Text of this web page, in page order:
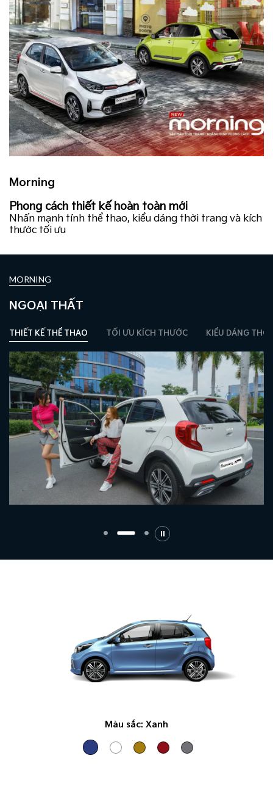
Morning
Phong cách thiết kế hoàn toàn mới
Nhấn mạnh tính thể thao, kiểu dáng thời trang và kích
thước tối ưu
MORNING
NGOẠI THẤT
THIẾT KẾ THỂ THAO TỐI ƯU KÍCH THƯỚC KIỂU DÁNG
Màu sắc: Xanh